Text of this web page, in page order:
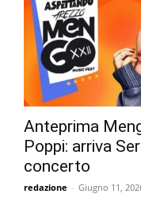
Anteprima
Poppi: arriva
concerto
redazione - Giugno 11,